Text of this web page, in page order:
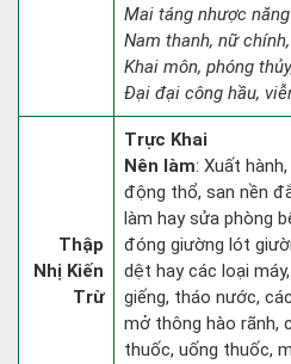
Mai táng nhược
Nam thanh, nữ
Khai môn, phóng
Đại đại công hầu,
Thập
Nhị Kiến
Trừ
Trực Khai
Nên làm: Xuất
động thổ, san nền
làm hay sửa phòng
đóng giường lót
dệt hay các loại
giếng, tháo nước,
mở thông hào rãnh,
thuốc, uống thuốc,